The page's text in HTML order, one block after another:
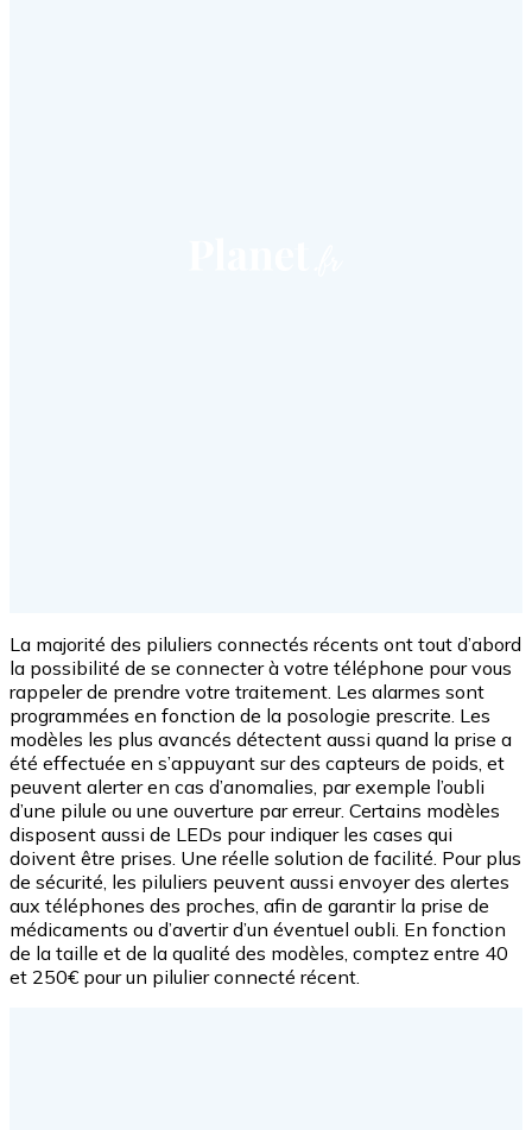
La majorité des piluliers connectés récents ont tout d’abord
la possibilité de se connecter à votre téléphone pour vous
rappeler de prendre votre traitement. Les alarmes sont
programmées en fonction de la posologie prescrite. Les
modèles les plus avancés détectent aussi quand la prise a
été effectuée en s’appuyant sur des capteurs de poids, et
peuvent alerter en cas d’anomalies, par exemple l’oubli
d’une pilule ou une ouverture par erreur. Certains modèles
disposent aussi de LEDs pour indiquer les cases qui
doivent être prises. Une réelle solution de facilité. Pour plus
de sécurité, les piluliers peuvent aussi envoyer des alertes
aux téléphones des proches, afin de garantir la prise de
médicaments ou d’avertir d’un éventuel oubli. En fonction
de la taille et de la qualité des modèles, comptez entre 40
et 250€ pour un pilulier connecté récent.